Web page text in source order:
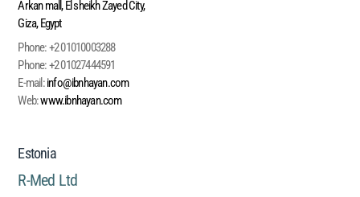
Arkan mall, El sheikh Zayed City,
Giza, Egypt
Phone:+2 01010003288
Phone:+2 01027444591
E-mail:info@ibnhayan.com
Web:www.ibnhayan.com
Estonia
R-Med Ltd